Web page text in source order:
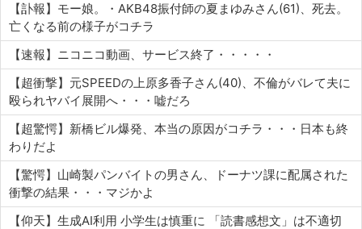
【訃報】モー娘。・AKB48振付師の夏まゆみさん(61)、死去。
亡くなる前の様子がコチラ
【速報】ニコニコ動画、サービス終了・・・・・
【超衝撃】元SPEEDの上原多香子さん(40)、不倫がバレて夫に
殴られヤバイ展開へ・・・嘘だろ
【超驚愕】新橋ビル爆発、本当の原因がコチラ・・・日本も終
わりだよ
【驚愕】山崎製パンバイトの男さん、ドーナツ課に配属された
衝撃の結果・・・マジかよ
【仰天】生成AI利用 小学生は慎重に 「読書感想文」は不適切